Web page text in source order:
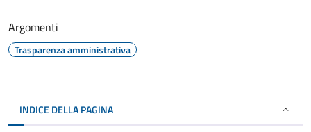
Argomenti
Trasparenza amministrativa
INDICE DELLA PAGINA